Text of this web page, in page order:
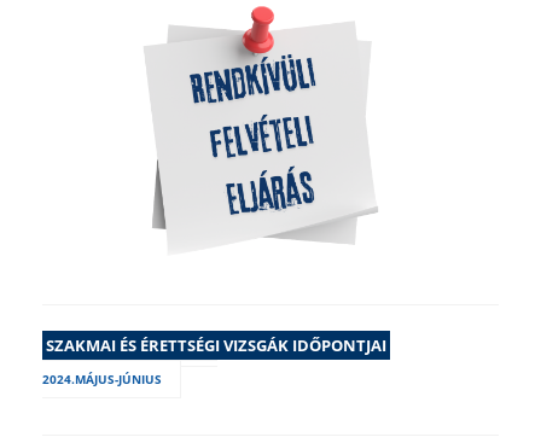
SZAKMAI ÉS ÉRETTSÉGI VIZSGÁK IDŐPONTJAI
2024.MÁJUS-JÚNIUS